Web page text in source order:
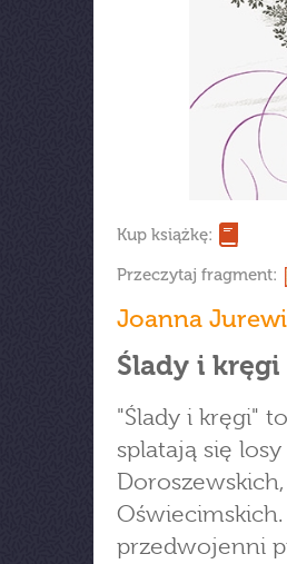
Kup książkę:
Przeczytaj fragment:
Joanna
Ślady i kręgi
"Ślady i kręgi"
splatają się
przedwojenni